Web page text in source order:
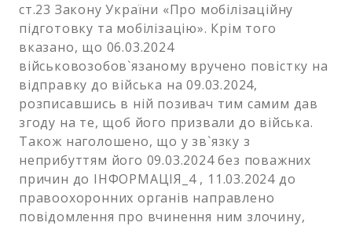
ст.23 Закону України «Про мобілізаційну
підготовку та мобілізацію». Крім того
вказано, що 06.03.2024
військовозобов`язаному вручено повістку на
відправку до війська на 09.03.2024,
розписавшись в ній позивач тим самим дав
згоду на те, щоб його призвали до війська.
Також наголошено, що у зв`язку з
неприбуттям його 09.03.2024 без поважних
причин до ІНФОРМАЦІЯ_4 , 11.03.2024 до
правоохоронних органів направлено
повідомлення про вчинення ним злочину,